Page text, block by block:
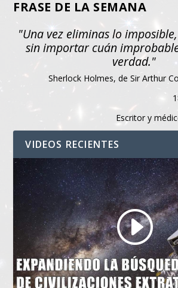
FRASE DE LA SEMANA
"Una vez eliminas lo
sin importar cuán
verdad."
Sherlock Holmes, de Sir Arthur
Escritor y
VIDEOS RECIENTES